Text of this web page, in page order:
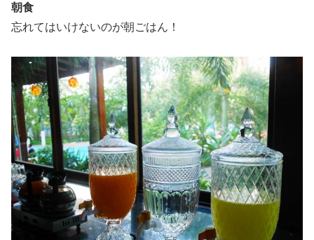
朝食
忘れてはいけないのが朝ごはん！